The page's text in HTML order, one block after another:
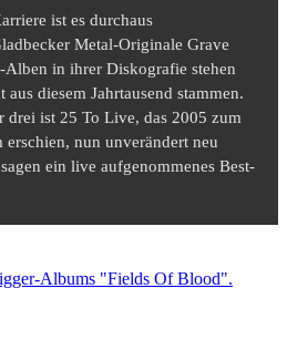
ist es durchaus
Metal-Originale Grave
in ihrer Diskografie stehen
diesem Jahrtausend stammen.
drei ist 25 To Live, das 2005 zum
nun unverändert neu
ein live aufgenommenes Best-